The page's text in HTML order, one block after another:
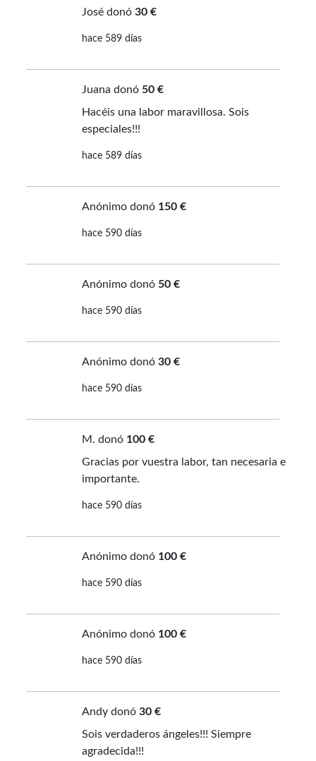
José donó 30 €
hace 589 días
Juana donó 50 €
Hacéis una labor maravillosa. Sois
especiales!!!
hace 589 días
Anónimo donó 150 €
hace 590 días
Anónimo donó 50 €
hace 590 días
Anónimo donó 30 €
hace 590 días
M. donó 100 €
Gracias por vuestra labor, tan necesaria e
importante.
hace 590 días
Anónimo donó 100 €
hace 590 días
Anónimo donó 100 €
hace 590 días
Andy donó 30 €
Sois verdaderos ángeles!!! Siempre
agradecida!!!